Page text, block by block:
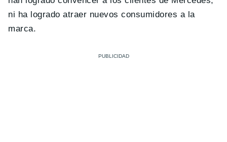
ni ha logrado atraer nuevos consumidores a la
marca.